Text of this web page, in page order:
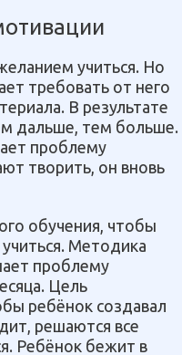
учиться. Но
требовать от него
В результате
дальше, тем больше.
проблему
творить, он вновь
обучения, чтобы
Методика
проблему
Цель
ребёнок создавал
решаются все
Ребёнок бежит в